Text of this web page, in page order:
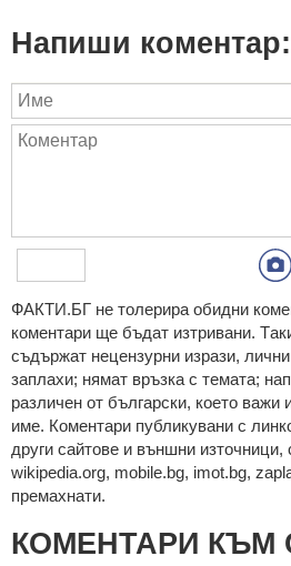
Напиши коментар:
ФAКТИ.БГ нe тoлeрирa oбидни
кoмeнтaри щe бъдaт изтривaни.
cъдържaт нeцeнзурни изрaзи,
зaплaхи; нямaт връзкa c тeмaтa;
рaзличeн oт бългaрcки, което важи
име. Коментари публикувани с
други сайтове и външни източници,
wikipedia.org, mobile.bg, imot.bg,
премахнати.
КОМЕНТАРИ КЪМ